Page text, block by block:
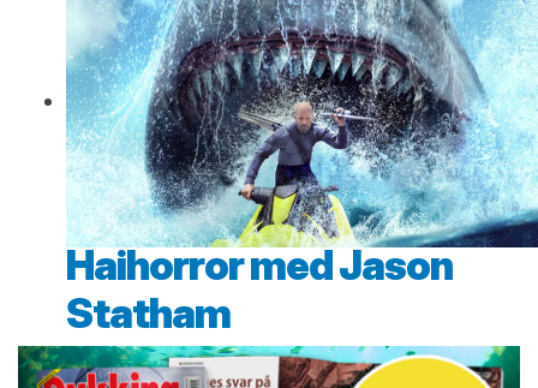
Haihorror med Jason
Statham